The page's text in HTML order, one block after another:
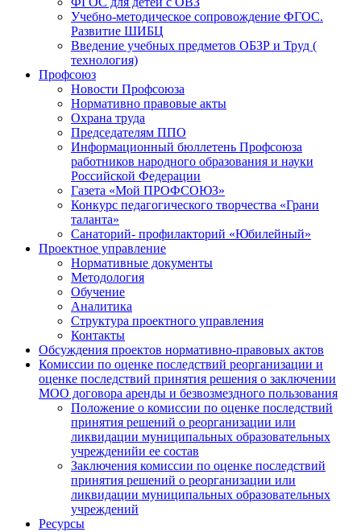
Учебно-методическое сопровождение ФГОС.
Развитие ШИБЦ
Введение учебных предметов ОБЗР и Труд (
технология)
Профсоюз
Новости Профсоюза
Нормативно правовые акты
Охрана труда
Председателям ППО
Информационный бюллетень Профсоюза
работников народного образования и науки
Российской Федерации
Газета «Мой ПРОФСОЮЗ»
Конкурс педагогического творчества «Грани
таланта»
Санаторий- профилакторий «Юбилейный»
Проектное управление
Нормативные документы
Методология
Обучение
Аналитика
Структура проектного управления
Контакты
Обсуждения проектов нормативно-правовых актов
Комиссии по оценке последствий реорганизации и
оценке последствий принятия решения о заключении
МОО договора аренды и безвозмездного пользования
Положение о комиссии по оценке последствий
принятия решений о реорганизации или
ликвидации муниципальных образовательных
учрежденийи ее состав
Заключения комиссии по оценке последствий
принятия решений о реорганизации или
ликвидации муниципальных образовательных
учреждений
Ресурсы